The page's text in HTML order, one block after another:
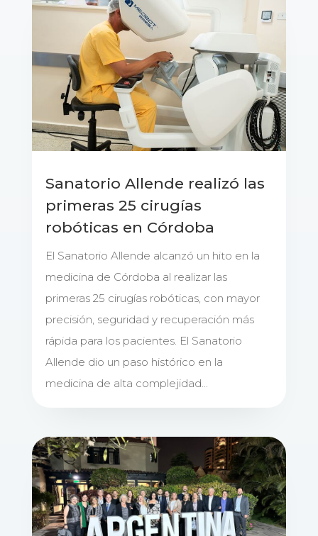
Sanatorio Allende realizó las
primeras 25 cirugías
robóticas en Córdoba
El Sanatorio Allende alcanzó un hito en la
medicina de Córdoba al realizar las
primeras 25 cirugías robóticas, con mayor
precisión, seguridad y recuperación más
rápida para los pacientes. El Sanatorio
Allende dio un paso histórico en la
medicina de alta complejidad...